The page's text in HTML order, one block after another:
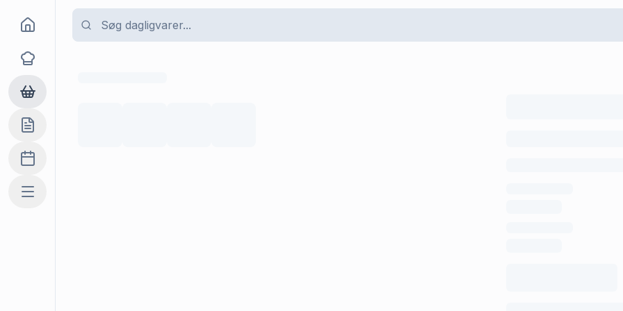
Goma
Opskrifter
Dagligvarer
Indkøbslisten
Madplan
Mere